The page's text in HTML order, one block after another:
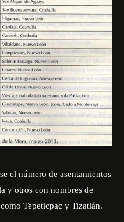
el número de asentamientos
y otros con nombres de
Tepeticpac y Tizatlán.